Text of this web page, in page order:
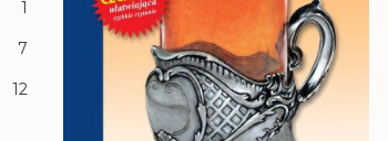
1
7
12